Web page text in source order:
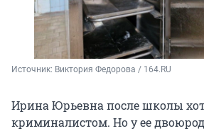
Источник: Виктория Федорова / 164.RU
Ирина Юрьевна после школы
криминалистом. Но у ее